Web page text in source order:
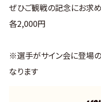
ぜひご観戦の記念にお求め
各2,000円
※選手がサイン会に登場
なります